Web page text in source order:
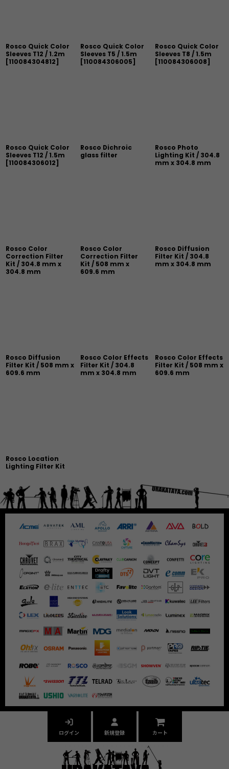
Rosco Quick Color
Sleeves T12 / 1.2m
[110084304812]
Rosco Quick Color
Sleeves T5 / 1.5m
[110084306005]
Rosco Quick Color
Sleeves T8 / 1.5m
[110084306008]
Rosco Quick Color
Sleeves T12 / 1.5m
[110084306012]
Rosco Dichroic
glass filter
Rosco Photo
Lighting Kit / 304.8
mm x 304.8 mm
Rosco Color
Correction Filter
Kit / 304.8 mm x
304.8 mm
Rosco Color
Correction Filter
Kit / 508 mm x
609.6 mm
Rosco Diffusion
Filter Kit / 304.8
mm x 304.8 mm
Rosco Diffusion
Filter Kit / 508 mm x
609.6 mm
Rosco Color Effects
Filter Kit / 304.8
mm x 304.8 mm
Rosco Color Effects
Filter Kit / 508 mm x
609.6 mm
Rosco Location
Lighting Filter Kit
ログイン 新規登録 カート